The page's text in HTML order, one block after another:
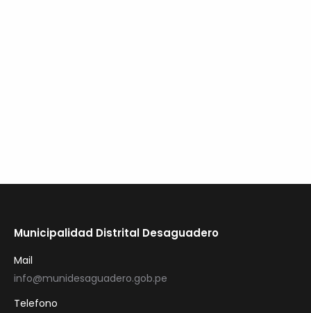
Municipalidad Distrital Desaguadero
Mail
info@munidesaguadero.gob.pe
Telefono